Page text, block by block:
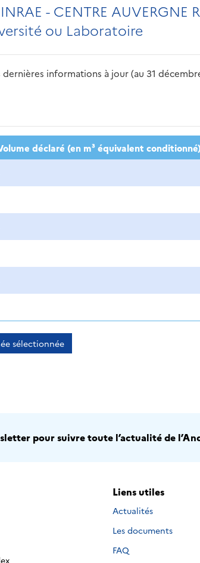
INRAE - CENTRE AUVERGNE
ou Laboratoire
informations à jour (au 31
2015 2016 2017
déclaré (en m³ équivalent conditionné)
sélectionnée
pour suivre toute l’actualité de
Liens utiles
Actualités
Les documents
FAQ